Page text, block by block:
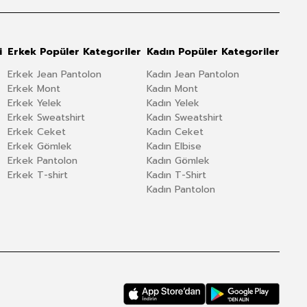
Erkek Popüler Kategoriler
Erkek Jean Pantolon
Erkek Mont
Erkek Yelek
Erkek Sweatshirt
Erkek Ceket
Erkek Gömlek
Erkek Pantolon
Erkek T-shirt
Kadın Popüler Kategoriler
Kadın Jean Pantolon
Kadın Mont
Kadın Yelek
Kadın Sweatshirt
Kadın Ceket
Kadın Elbise
Kadın Gömlek
Kadın T-Shirt
Kadın Pantolon